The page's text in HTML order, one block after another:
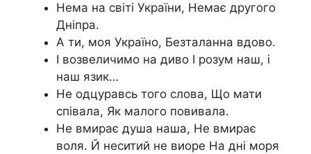
Нема на світі України, Немає другого
Дніпра.
А ти, моя Україно, Безталанна вдово.
І возвеличимо на диво І розум наш, і
наш язик…
Не одцуравсь того слова, Що мати
співала, Як малого повивала.
Не вмирає душа наша, Не вмирає
воля. Й неситий не виоре На дні моря